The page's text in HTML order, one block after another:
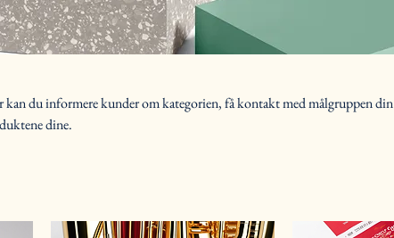
kan du informere kunder om kategorien, få kontakt med målgruppen din
dine.